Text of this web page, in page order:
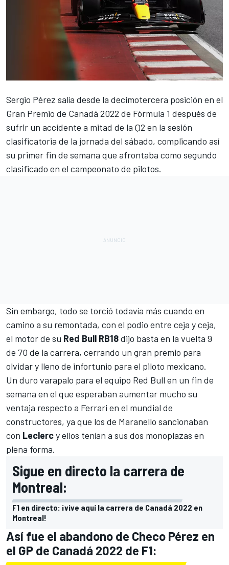
Sergio Pérez salía desde la decimotercera posición en el
Gran Premio de Canadá 2022 de Fórmula 1 después de
sufrir un accidente a mitad de la Q2 en la sesión
clasificatoria de la jornada del sábado, complicando así
su primer fin de semana que afrontaba como segundo
clasificado en el campeonato de pilotos.
Sin embargo, todo se torció todavía más cuando en
camino a su remontada, con el podio entre ceja y ceja,
el motor de su Red Bull RB18dijo basta en la vuelta 9
de 70 de la carrera, cerrando un gran premio para
olvidar y lleno de infortunio para el piloto mexicano.
Un duro varapalo para el equipo Red Bull en un fin de
semana en el que esperaban aumentar mucho su
ventaja respecto a Ferrari en el mundial de
constructores, ya que los de Maranello sancionaban
con Leclercy ellos tenían a sus dos monoplazas en
plena forma.
Sigue en directo la carrera de
Montreal:
F1 en directo: ¡vive aquí la carrera de Canadá 2022 en
Montreal!
Así fue el abandono de Checo Pérez en
el GP de Canadá 2022 de F1: